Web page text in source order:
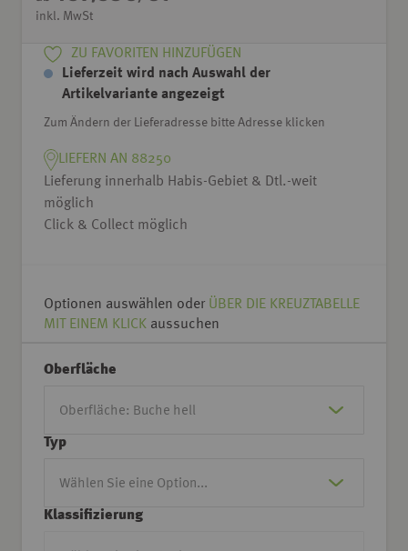
inkl. MwSt
ZU FAVORITEN HINZUFÜGEN
Lieferzeit wird nach Auswahl der
Artikelvariante angezeigt
Zum Ändern der Lieferadresse bitte Adresse klicken
LIEFERN AN 88250
Lieferung innerhalb Habis-Gebiet & Dtl.-weit
möglich
Click & Collect möglich
Optionen auswählen oder ÜBER DIE KREUZTABELLE
MIT EINEM KLICK aussuchen
Oberfläche
Typ
Klassifizierung